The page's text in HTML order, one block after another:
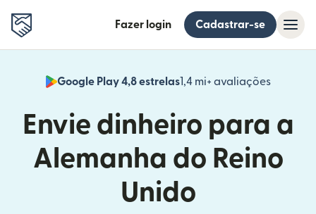
Fazer login Cadastrar-se
Google Play 4,8 estrelas1,4 mi+ avaliações
(abre
Envie dinheiro para a
Alemanha do Reino
Unido